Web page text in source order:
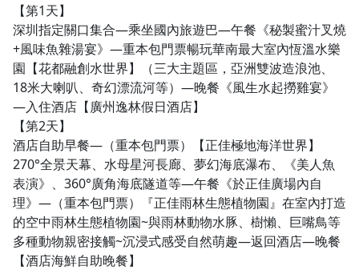
【第1天】
深圳指定關口集合—乘坐國內旅遊巴—午餐《秘製蜜汁叉燒
+風味魚雜湯宴》—重本包門票暢玩華南最大室內恆溫水樂
園【花都融創水世界】（三大主題區，亞洲雙波造浪池、
18米大喇叭、奇幻漂流河等）—晚餐《風生水起撈雞宴》
—入住酒店【廣州逸林假日酒店】
【第2天】
酒店自助早餐—（重本包門票）【正佳極地海洋世界】
270°全景天幕、水母星河長廊、夢幻海底瀑布、《美人魚
表演》、360°廣角海底隧道等—午餐《於正佳廣場內自
理》—（重本包門票）『正佳雨林生態植物園』在室內打造
的空中雨林生態植物園~與雨林動物水豚、樹懶、巨嘴鳥等
多種動物親密接觸~沉浸式感受自然萌趣—返回酒店—晚餐
【酒店海鮮自助晚餐】